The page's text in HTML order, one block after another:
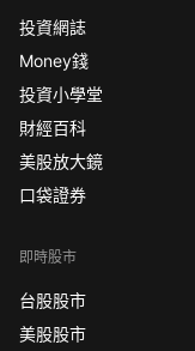
投資網誌
Money錢
投資小學堂
財經百科
美股放大鏡
口袋證券
即時股市
台股股市
美股股市